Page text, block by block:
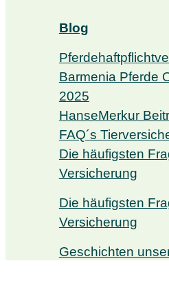
Blog
Barmenia Pferde
2025
HanseMerkur
FAQ´s
Die häufigsten
Versicherung
Die häufigsten
Versicherung
Geschichten